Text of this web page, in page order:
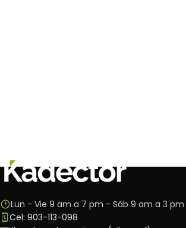
Lun - Vie 9 am a 7 pm - Sáb 9 am a 3 pm
Cel: 903-113-098